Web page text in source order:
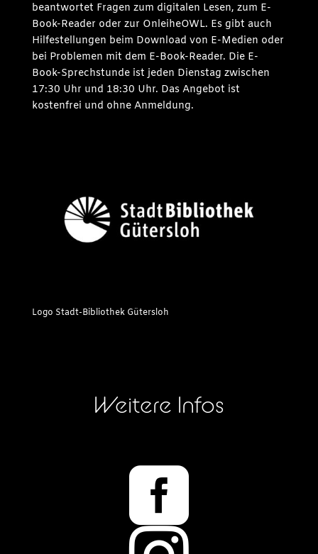
beantwortet Fragen zum digitalen Lesen, zum E-
Book-Reader oder zur OnleiheOWL. Es gibt auch
Hilfestellungen beim Download von E-Medien oder
bei Problemen mit dem E-Book-Reader. Die E-
Book-Sprechstunde ist jeden Dienstag zwischen
17:30 Uhr und 18:30 Uhr. Das Angebot ist
kostenfrei und ohne Anmeldung.
Logo Stadt-Bibliothek Gütersloh
Weitere Infos
